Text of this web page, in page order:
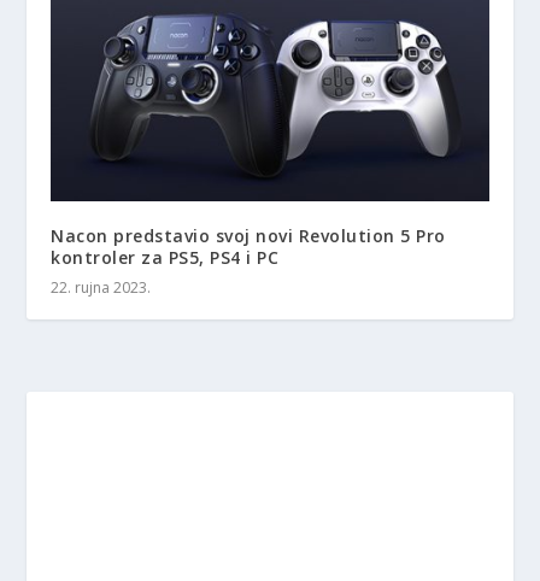
Nacon predstavio svoj novi Revolution 5 Pro
kontroler za PS5, PS4 i PC
22. rujna 2023.